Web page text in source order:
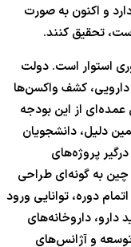
و اکنون به صورت
تحقیق کنند.
استوار است. دولت
دارویی، کشف واکسن‌ها
از این بودجه
دلیل، دانشجویان
پروژه‌های
به گونه‌ای طراحی
دوره، توانایی ورود
داروخانه‌های
و آژانس‌های